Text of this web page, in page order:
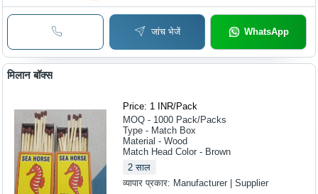
जांच भेजें WhatsApp
मिलान बॉक्स
Price: 1 INR/Pack
MOQ - 1000 Pack/Packs
Type - Match Box
Material - Wood
Match Head Color - Brown
2 साल
व्यापार प्रकार: Manufacturer | Supplier